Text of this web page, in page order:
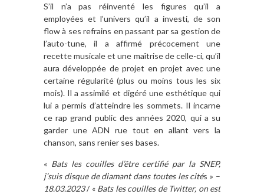
S’il n’a pas réinventé les figures qu’il a
employées et l’univers qu’il a investi, de son
flow à ses refrains en passant par sa gestion de
l’auto-tune, il a affirmé précocement une
recette musicale et une maîtrise de celle-ci, qu’il
aura développée de projet en projet avec une
certaine régularité (plus ou moins tous les six
mois). Il a assimilé et digéré une esthétique qui
lui a permis d’atteindre les sommets. Il incarne
ce rap grand public des années 2020, qui a su
garder une ADN rue tout en allant vers la
chanson, sans renier ses bases.
« Bats les couilles d’être certifié par la SNEP,
j’suis disque de diamant dans toutes les cités » –
18.03.2023/ « Bats les couilles de Twitter, on est